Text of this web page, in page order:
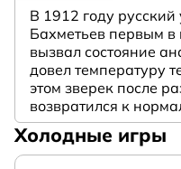
В 1912 году
Бахметьев первым в
вызвал состояние
довел температуру
этом зверек после
возвратился к
Холодные игры